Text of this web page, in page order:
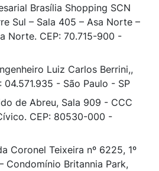
Brasília Shopping SCN
Sul – Sala 405 – Asa Norte –
Norte. CEP: 70.715-900 -
Luiz Carlos Berrini,,
04.571.935 - São Paulo - SP
de Abreu, Sala 909 - CCC
CEP: 80530-000 -
Coronel Teixeira nº 6225, 1º
Condomínio Britannia Park,